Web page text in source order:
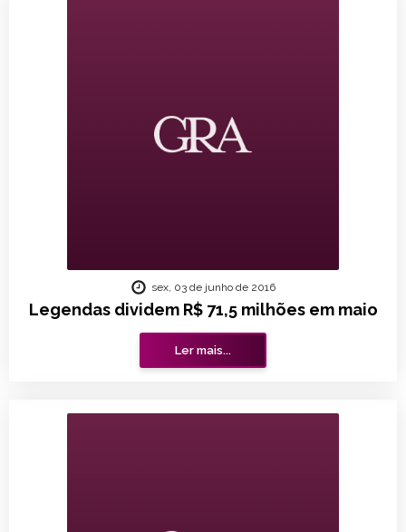
Legendas dividem R$ 71,5 milhões em maio
sex, 03 de junho de 2016
Ler mais...